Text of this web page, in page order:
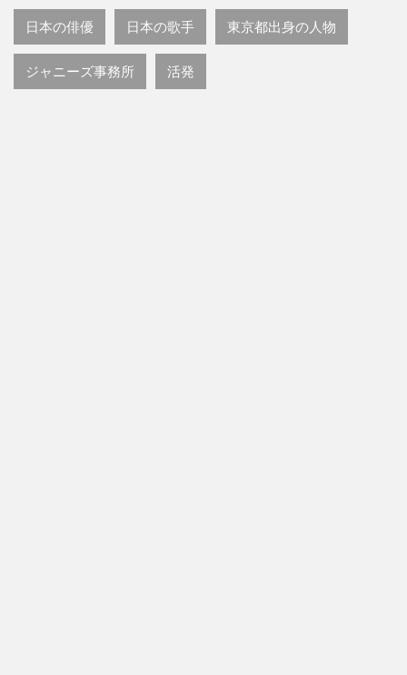
日本の俳優 日本の歌手 東京都出身の人物
ジャニーズ事務所 活発